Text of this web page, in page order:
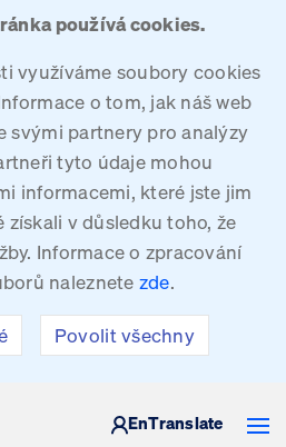
používá cookies.
využíváme soubory cookies
o tom, jak náš web
svými partnery pro analýzy
tyto údaje mohou
informacemi, které jste jim
v důsledku toho, že
Informace o zpracování
naleznete zde.
Povolit všechny
ČESKÉ REPUBLIKY
EnTranslate